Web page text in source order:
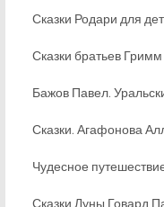
Сказки Родари для
Сказки братьев Гримм
Бажов Павел.
Сказки. Агафонова
Чудесное
Сказки Луны Говард